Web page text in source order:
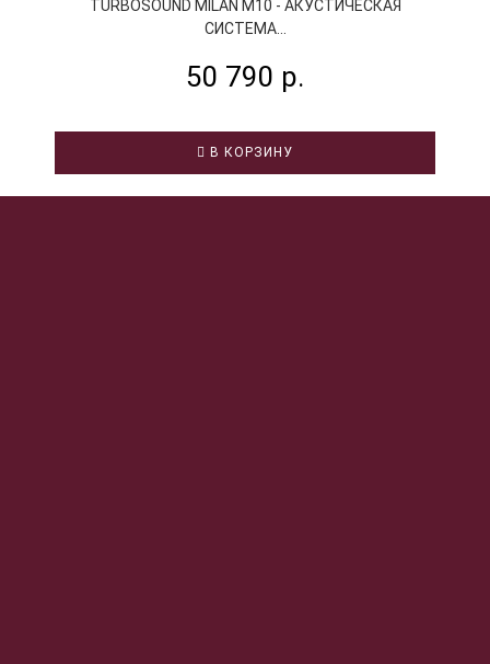
TURBOSOUND MILAN M10 - АКУСТИЧЕСКАЯ
СИСТЕМА...
50 790 р.
В КОРЗИНУ